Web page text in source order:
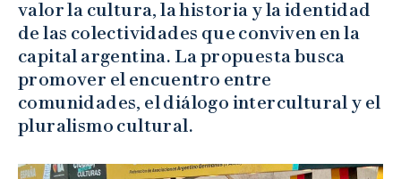
valor la cultura, la historia y la identidad
de las colectividades que conviven en la
capital argentina. La propuesta busca
promover el encuentro entre
comunidades, el diálogo intercultural y el
pluralismo cultural.